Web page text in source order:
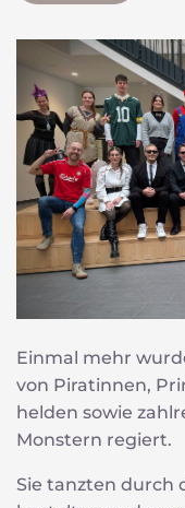
Einmal mehr
von Piratinnen,
helden sowie
Monstern regiert.
Sie tanzten durch